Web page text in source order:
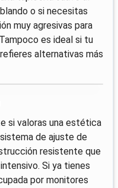
o si necesitas
muy agresivas para
es ideal si tu
alternativas más
si valoras una estética
de ajuste de
resistente que
Si ya tienes
por monitores